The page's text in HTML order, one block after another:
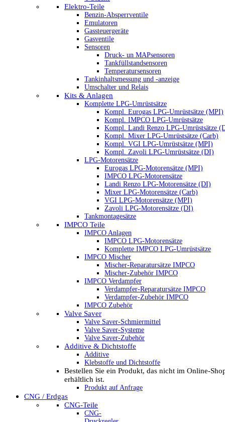
Elektro-Teile
Benzin-Absperrventile
Emulatoren
Gassteuergeräte
Gasventile
Sensoren
Druck- un MAPsensoren
Tankfüllstandsensoren
Temperatursensoren
Tankinhaltsmessung und -anzeige
Umschalter und Relais
Kits & Anlagen
Komplette LPG-Umrüstsätze
Kompl. Eurogas LPG-Umrüstsätze (MPI)
Kompl. IMPCO LPG-Umrüstsätze
Kompl. Landi Renzo LPG-Umrüstsätze
Kompl. Mixer LPG-Umrüstsätze (Carb)
Kompl. VGI LPG-Umrüstsätze (MPI)
Kompl. Zavoli LPG-Umrüstsätze (DI)
LPG-Motorensätze
Eurogas LPG-Motorensätze (MPI)
IMPCO LPG-Motorensätze
Landi Renzo LPG-Motorensätze (DI)
Mixer LPG-Motorensätze (Carb)
VGI LPG-Motorensätze (MPI)
Zavoli LPG-Motorensätze (DI)
Tankmontagesätze
IMPCO Teile
IMPCO Anlagen
IMPCO LPG-Motorensätze
Komplette IMPCO LPG-Umrüstsätze
IMPCO Mischer
Mischer-Reparatursätze IMPCO
Mischer-Zubehör IMPCO
IMPCO Verdampfer
Verdampfer-Reparatursätze IMPCO
Verdampfer-Zubehör IMPCO
IMPCO Zubehör
Valve Saver
Valve Saver-Schmiermittel
Valve Saver-Systeme
Valve Saver-Zubehör
Additive & Dichtstoffe
Additive
Klebstoffe und Dichtstoffe
Bestellen Sie ein Produkt, das nicht im Online-
erhältlich ist.
Produkt auf Anfrage
CNG / Erdgas
CNG-Teile
CNG-